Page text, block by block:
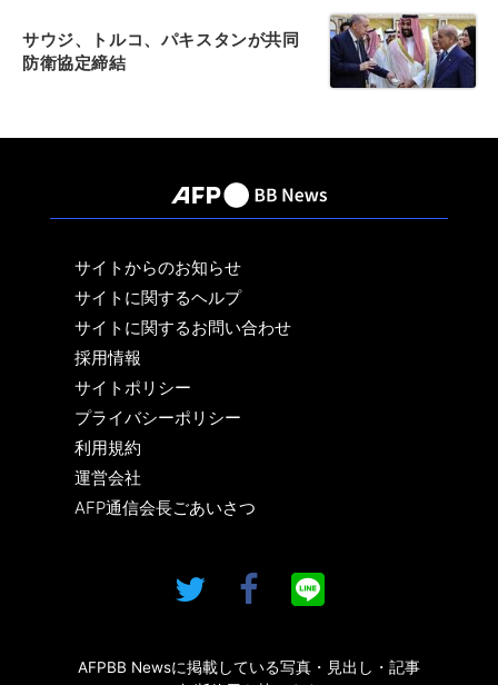
サウジ、トルコ、パキスタンが共同
防衛協定締結
サイトからのお知らせ
サイトに関するヘルプ
サイトに関するお問い合わせ
採用情報
サイトポリシー
プライバシーポリシー
利用規約
運営会社
AFP通信会長ごあいさつ
AFPBB Newsに掲載している写真・見出し・記事